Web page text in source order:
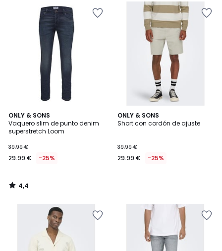
ONLY & SONS
Vaquero slim de punto denim
superstretch Loom
39.99 €
29.99 € -25%
4,4
/ 5
4,4
/
ONLY & SONS
Short con cordón de ajuste
39.99 €
29.99 € -25%